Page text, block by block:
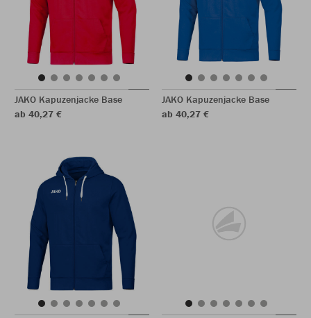
JAKO Kapuzenjacke Base
ab 40,27 €
JAKO Kapuzenjacke Base
ab 40,27 €